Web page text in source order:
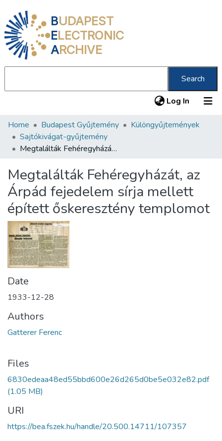
BUDAPEST
ELECTRONIC
ARCHIVE
Search
Log In (current)
Communities & Collections
All of DSpace
About us
Home Budapest Gyűjtemény
Különgyűjtemények
Sajtókivágat-gyűjtemény
Megtalálták Fehéregyházát, az Árpád fejedelem sírja mellett épített őskeresztény templomot
Megtalálták Fehéregyházát, az
Árpád fejedelem sírja mellett
épített őskeresztény templomot
Date
1933-12-28
Authors
Gatterer Ferenc
Files
6830edeaa48ed55bbd600e26d265d0be5e032e82.pdf
(1.05 MB)
URI
https://bea.fszek.hu/handle/20.500.14711/107357